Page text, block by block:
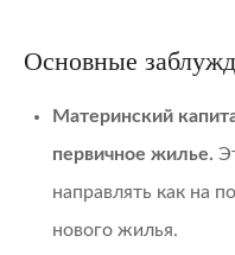
Основные
Материнский
первичное жилье.
направлять как на
нового жилья.